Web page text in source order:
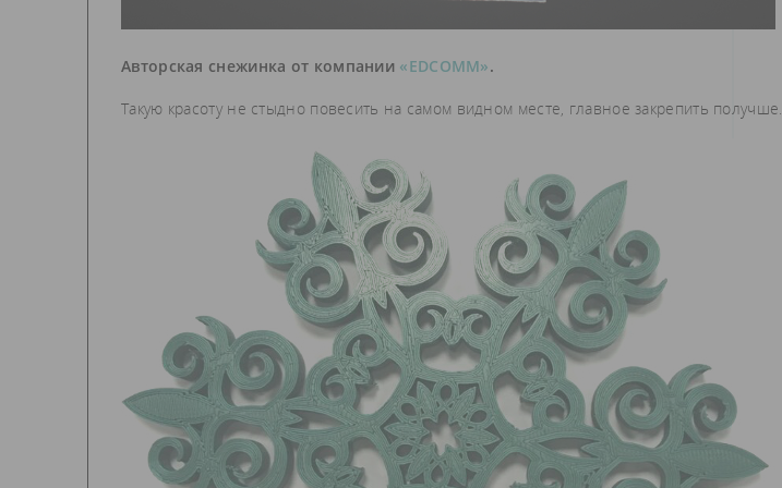
Авторская снежинка от компании «EDCOMM».
Такую красоту не стыдно повесить на самом видном месте, главное закрепить получше.